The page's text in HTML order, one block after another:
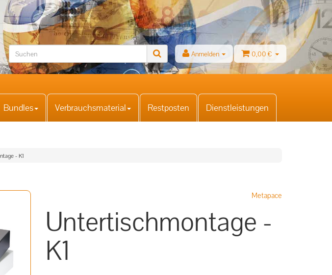
Anmelden 0,00 €
Bundles Verbrauchsmaterial Restposten Dienstleistungen
- K1
Metapace
Untertischmontage -
K1